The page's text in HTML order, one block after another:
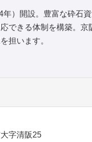
年）開設。豊富な砕石
できる体制を構築。京
担います。
字清阪25